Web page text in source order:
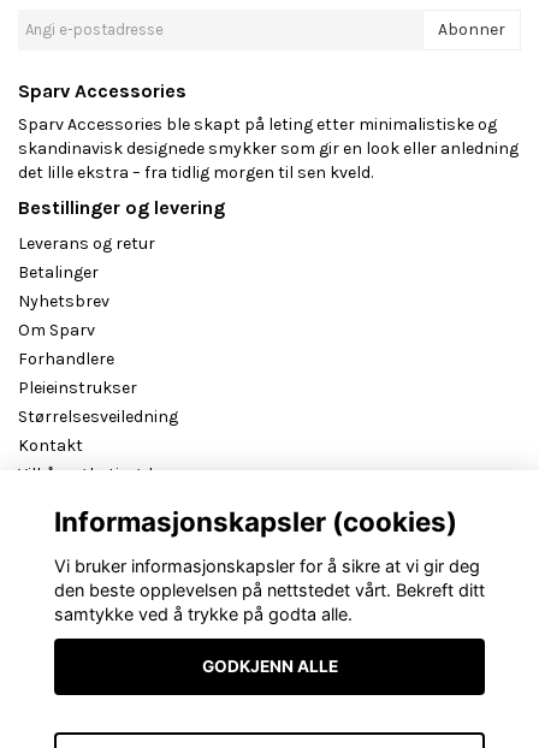
Abonner
Sparv Accessories
Sparv Accessories ble skapt på leting etter minimalistiske og
skandinavisk designede smykker som gir en look eller anledning
det lille ekstra – fra tidlig morgen til sen kveld.
Bestillinger og levering
Leverans og retur
Betalinger
Nyhetsbrev
Om Sparv
Forhandlere
Pleieinstrukser
Størrelsesveiledning
Kontakt
Vilkår og betingelser
Informasjonskapsler (cookies)
Vi bruker informasjonskapsler for å sikre at vi gir deg
den beste opplevelsen på nettstedet vårt. Bekreft ditt
samtykke ved å trykke på godta alle.
GODKJENN ALLE